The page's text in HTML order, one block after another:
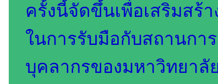
ครั้งนี้จัดขึ้นเพื่อเสริมสร้
ในการรับมือกับสถานก
บุคลากรของมหาวิทยาลั